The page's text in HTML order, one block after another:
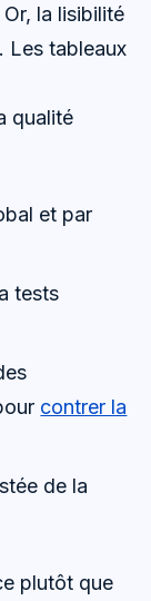
la lisibilité
Les tableaux
qualité
et par
tests
contrer la
de la
plutôt que